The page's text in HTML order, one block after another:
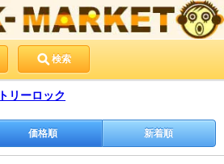
検索
リーロック
価格順 新着順